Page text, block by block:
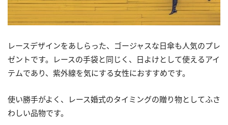
レースデザインをあしらった、ゴージャスな日傘も人気のプレ
ゼントです。レースの手袋と同じく、日よけとして使えるアイ
テムであり、紫外線を気にする女性におすすめです。
使い勝手がよく、レース婚式のタイミングの贈り物としてふさ
わしい品物です。